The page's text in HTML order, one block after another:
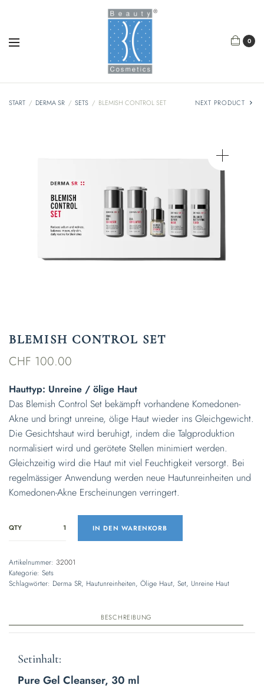
0
START / DERMA SR / SETS / BLEMISH CONTROL SET NEXT PRODUCT
BLEMISH CONTROL SET
CHF 100.00
Hauttyp: Unreine / ölige Haut
Das Blemish Control Set bekämpft vorhandene Komedonen-
Akne und bringt unreine, ölige Haut wieder ins Gleichgewicht.
Die Gesichtshaut wird beruhigt, indem die Talgproduktion
normalisiert wird und gerötete Stellen minimiert werden.
Gleichzeitig wird die Haut mit viel Feuchtigkeit versorgt. Bei
regelmässiger Anwendung werden neue Hautunreinheiten und
Komedonen-Akne Erscheinungen verringert.
QTY IN DEN WARENKORB
Artikelnummer: 32001
Kategorie: Sets
Schlagwörter: Derma SR, Hautunreinheiten, Ölige Haut, Set, Unreine Haut
BESCHREIBUNG
Setinhalt:
Pure Gel Cleanser, 30 ml